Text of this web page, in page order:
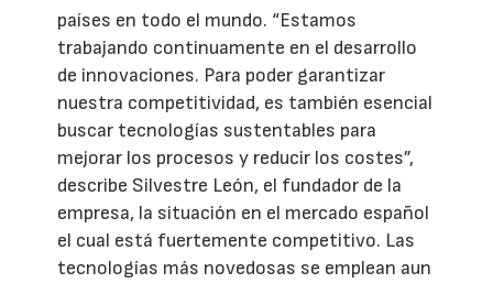
países en todo el mundo. “Estamos
trabajando continuamente en el desarrollo
de innovaciones. Para poder garantizar
nuestra competitividad, es también esencial
buscar tecnologías sustentables para
mejorar los procesos y reducir los costes”,
describe Silvestre León, el fundador de la
empresa, la situación en el mercado español
el cual está fuertemente competitivo. Las
tecnologías más novedosas se emplean aun